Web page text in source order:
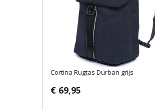
Cortina Rugtas Durban grijs
€ 69,95